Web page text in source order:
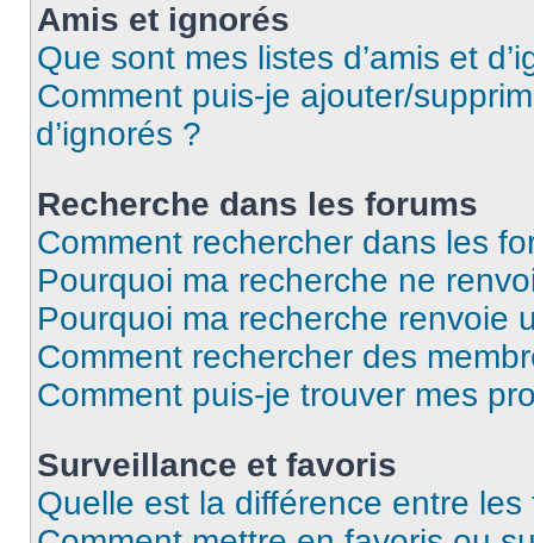
Amis et ignorés
Que sont mes listes d’amis et
Comment puis-je ajouter/
d’ignorés ?
Recherche dans les forums
Comment rechercher dans les
Pourquoi ma recherche ne
Pourquoi ma recherche renvoie
Comment rechercher des
Comment puis-je trouver mes
Surveillance et favoris
Quelle est la différence entre